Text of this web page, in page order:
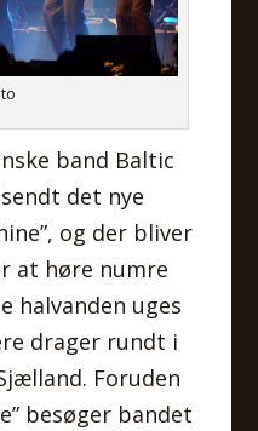
band Baltic
det nye
og der bliver
at høre numre
halvanden uges
drager rundt i
Foruden
besøger bandet